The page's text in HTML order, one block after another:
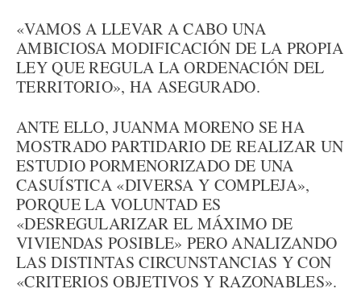
«VAMOS A LLEVAR A CABO UNA
AMBICIOSA MODIFICACIÓN DE LA PROPIA
LEY QUE REGULA LA ORDENACIÓN DEL
TERRITORIO», HA ASEGURADO.
ANTE ELLO, JUANMA MORENO SE HA
MOSTRADO PARTIDARIO DE REALIZAR UN
ESTUDIO PORMENORIZADO DE UNA
CASUÍSTICA «DIVERSA Y COMPLEJA»,
PORQUE LA VOLUNTAD ES
«DESREGULARIZAR EL MÁXIMO DE
VIVIENDAS POSIBLE» PERO ANALIZANDO
LAS DISTINTAS CIRCUNSTANCIAS Y CON
«CRITERIOS OBJETIVOS Y RAZONABLES».